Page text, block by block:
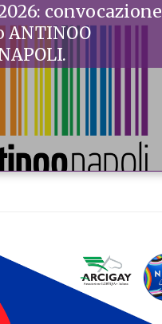
convocazione
ANTINOO